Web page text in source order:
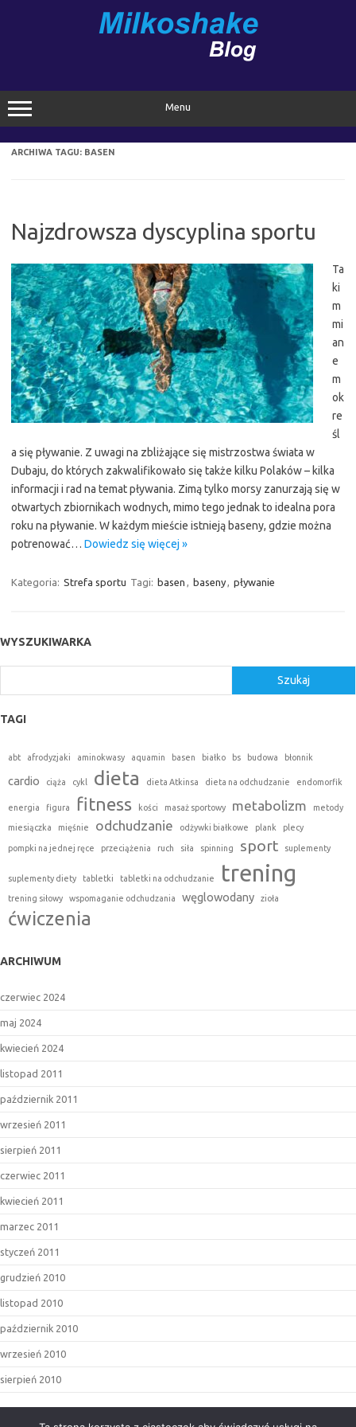
Menu
ARCHIWA TAGU: BASEN
Najzdrowsza dyscyplina sportu
Ta
ki
m
mi
an
e
m
ok
re
śl
a się pływanie. Z uwagi na zbliżające się mistrzostwa świata w
Dubaju, do których zakwalifikowało się także kilku Polaków – kilka
informacji i rad na temat pływania. Zimą tylko morsy zanurzają się w
otwartych zbiornikach wodnych, mimo tego jednak to idealna pora
roku na pływanie. W każdym mieście istnieją baseny, gdzie można
potrenować… Dowiedz się więcej »
Kategoria: Strefa sportu Tagi: basen , baseny, pływanie
WYSZUKIWARKA
Szukaj
TAGI
abt afrodyzjaki aminokwasy aquamin basen białko bs budowa błonnik
cardio ciąża cykl dieta dieta Atkinsa dieta na odchudzanie endomorfik
energia figura fitness kości masaż sportowy metabolizm metody
miesiączka mięśnie odchudzanie odżywki białkowe plank plecy
pompki na jednej ręce przeciążenia ruch siła spinning sport suplementy
suplementy diety tabletki tabletki na odchudzanie trening
trening siłowy wspomaganie odchudzania węglowodany zioła
ćwiczenia
ARCHIWUM
czerwiec 2024
maj 2024
kwiecień 2024
listopad 2011
październik 2011
wrzesień 2011
sierpień 2011
czerwiec 2011
kwiecień 2011
marzec 2011
styczeń 2011
grudzień 2010
listopad 2010
październik 2010
wrzesień 2010
sierpień 2010